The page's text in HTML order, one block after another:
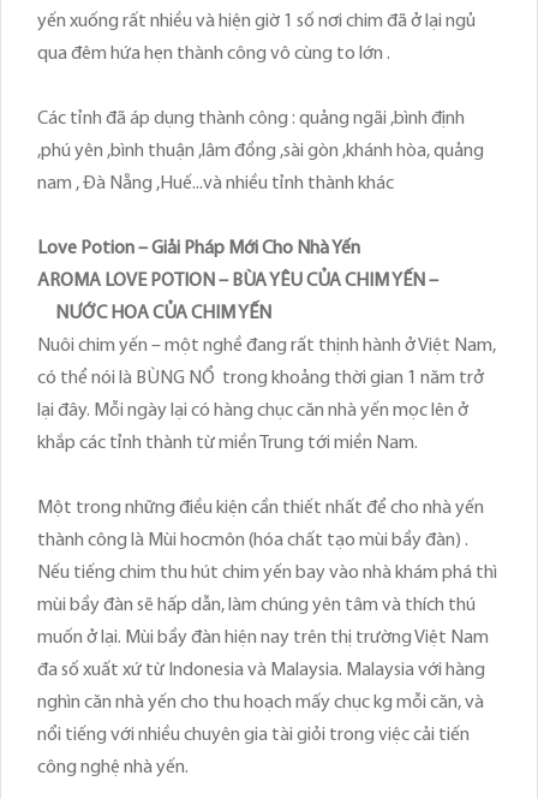
yến xuống rất nhiều và hiện giờ 1 số nơi chim đã ở lại ngủ
qua đêm hứa hẹn thành công vô cùng to lớn .
Các tỉnh đã áp dụng thành công : quảng ngãi ,bình định
,phú yên ,bình thuận ,lâm đồng ,sài gòn ,khánh hòa, quảng
nam , Đà Nẵng ,Huế...và nhiều tỉnh thành khác
Love Potion – Giải Pháp Mới Cho Nhà Yến
AROMA LOVE POTION – BÙA YÊU CỦA CHIM YẾN –
NƯỚC HOA CỦA CHIM YẾN
Nuôi chim yến – một nghề đang rất thịnh hành ở Việt Nam,
có thể nói là BÙNG NỔ trong khoảng thời gian 1 năm trở
lại đây. Mỗi ngày lại có hàng chục căn nhà yến mọc lên ở
khắp các tỉnh thành từ miền Trung tới miền Nam.
Một trong những điều kiện cần thiết nhất để cho nhà yến
thành công là Mùi hocmôn (hóa chất tạo mùi bầy đàn) .
Nếu tiếng chim thu hút chim yến bay vào nhà khám phá thì
mùi bầy đàn sẽ hấp dẫn, làm chúng yên tâm và thích thú
muốn ở lại. Mùi bầy đàn hiện nay trên thị trường Việt Nam
đa số xuất xứ từ Indonesia và Malaysia. Malaysia với hàng
nghìn căn nhà yến cho thu hoạch mấy chục kg mỗi căn, và
nổi tiếng với nhiều chuyên gia tài giỏi trong việc cải tiến
công nghệ nhà yến.